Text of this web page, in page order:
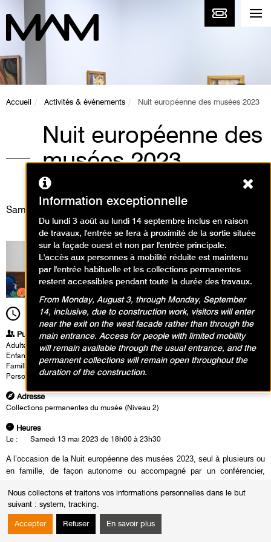
Nous collectons et traitons vos informations personnelles dans le but
suivant : system, tracking.
Accepter Refuser En savoir plus
Accueil Activités & événements Nuit européenne des musées 2023
Nuit européenne des
musées 2023
Événement / Nuit des musées
Samedi 13 mai 2023
18h00 Durée5h30
Publics
Adultes
Enfants / Ados
Famille
Personnes à mobilité réduite
Adresse
Collections permanentes du musée (Niveau 2)
Heures
Le : Samedi 13 mai 2023 de 18h00 à 23h30
A l’occasion de la Nuit européenne des musées 2023, seul à plusieurs ou
en famille, de façon autonome ou accompagné par un conférencier,
moderne de Paris afin de découvrir ou redécouvrir les grands
mouvements artistiques du XXème siècle et les chefs-d’oeuvre du
musée, parmi lesquels le nouvel accrochage dédié à l’artiste Zao Wou-Ki,
dont une importante donation vient de rentrer dans les collections. Un
Information exceptionnelle
Du lundi 3 août au lundi 14 septembre inclus en raison
de travaux, l'entrée se fera à proximité de la sortie située
sur la façade ouest et non par l'entrée principale.
L'accès aux personnes à mobilité réduite est maintenu
par l'entrée habituelle et les collections permanentes
restent accessibles pendant toute la durée des travaux.
From Monday, August 3, through Monday, September
14, inclusive, due to construction work, visitors will enter
near the exit on the west facade rather than through the
main entrance. Access for people with limited mobility
will remain available through the usual entrance, and the
permanent collections will remain open throughout the
duration of the construction.